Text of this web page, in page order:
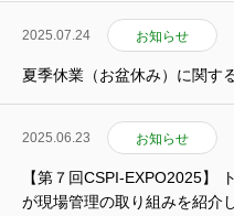
2025.07.24 お知らせ
夏季休業（お盆休み）に関す
2025.06.23 お知らせ
【第７回CSPI-EXPO2025】
が現場管理の取り組みを紹介